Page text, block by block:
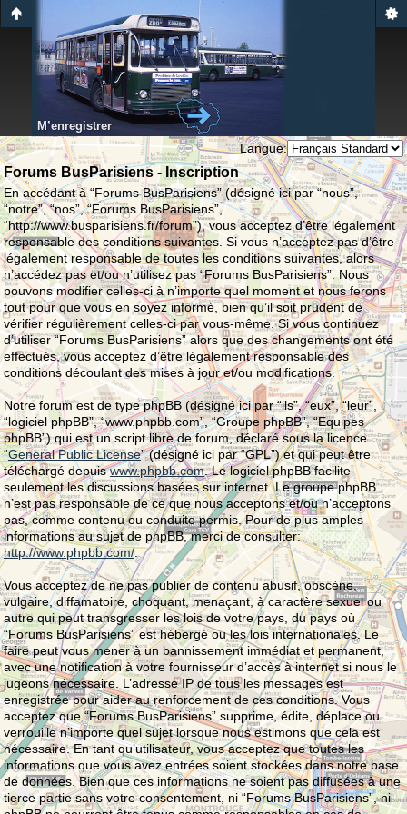
M’enregistrer
Langue:
Forums BusParisiens - Inscription
En accédant à “Forums BusParisiens” (désigné ici par “nous”,
“notre”, “nos”, “Forums BusParisiens”,
“http://www.busparisiens.fr/forum”), vous acceptez d’être légalement
responsable des conditions suivantes. Si vous n’acceptez pas d’être
légalement responsable de toutes les conditions suivantes, alors
n’accédez pas et/ou n’utilisez pas “Forums BusParisiens”. Nous
pouvons modifier celles-ci à n’importe quel moment et nous ferons
tout pour que vous en soyez informé, bien qu’il soit prudent de
vérifier régulièrement celles-ci par vous-même. Si vous continuez
d’utiliser “Forums BusParisiens” alors que des changements ont été
effectués, vous acceptez d’être légalement responsable des
conditions découlant des mises à jour et/ou modifications.
Notre forum est de type phpBB (désigné ici par “ils”, “eux”, “leur”,
“logiciel phpBB”, “www.phpbb.com”, “Groupe phpBB”, “Equipes
phpBB”) qui est un script libre de forum, déclaré sous la licence
“General Public License” (désigné ici par “GPL”) et qui peut être
téléchargé depuiswww.phpbb.com. Le logiciel phpBB facilite
seulement les discussions basées sur internet. Le groupe phpBB
n’est pas responsable de ce que nous acceptons et/ou n’acceptons
pas, comme contenu ou conduite permis. Pour de plus amples
informations au sujet de phpBB, merci de consulter:
http://www.phpbb.com/.
Vous acceptez de ne pas publier de contenu abusif, obscène,
vulgaire, diffamatoire, choquant, menaçant, à caractère sexuel ou
autre qui peut transgresser les lois de votre pays, du pays où
“Forums BusParisiens” est hébergé ou les lois internationales. Le
faire peut vous mener à un bannissement immédiat et permanent,
avec une notification à votre fournisseur d’accès à internet si nous le
jugeons nécessaire. L’adresse IP de tous les messages est
enregistrée pour aider au renforcement de ces conditions. Vous
acceptez que “Forums BusParisiens” supprime, édite, déplace ou
verrouille n’importe quel sujet lorsque nous estimons que cela est
nécessaire. En tant qu’utilisateur, vous acceptez que toutes les
informations que vous avez entrées soient stockées dans notre base
de données. Bien que ces informations ne soient pas diffusées à une
tierce partie sans votre consentement, ni “Forums BusParisiens”, ni